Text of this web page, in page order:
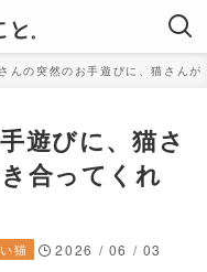
んの突然のお手遊びに、猫さん
遊びに、猫さ
合ってくれ
猫 2026 / 06 / 03